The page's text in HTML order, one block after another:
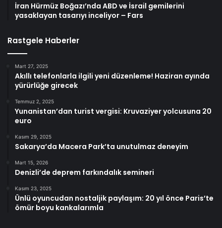
İran Hürmüz Boğazı’nda ABD ve İsrail gemilerini
yasaklayan tasarıyı inceliyor – Fars
Rastgele Haberler
Mart 27, 2025
Akıllı telefonlarla ilgili yeni düzenleme! Haziran ayında
yürürlüğe girecek
Temmuz 2, 2025
Yunanistan’dan turist vergisi: Kruvaziyer yolcusuna 20
euro
Kasım 29, 2025
Sakarya’da Macera Park’ta unutulmaz deneyim
Mart 15, 2026
Denizli’de deprem farkındalık semineri
Kasım 23, 2025
Ünlü oyuncudan nostaljik paylaşım: 20 yıl önce Paris’te
ömür boyu kankalarımla